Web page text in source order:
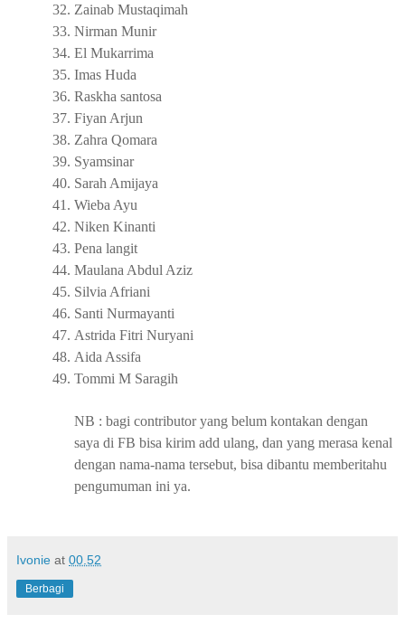
32. Zainab Mustaqimah
33. Nirman Munir
34. El Mukarrima
35. Imas Huda
36. Raskha santosa
37. Fiyan Arjun
38. Zahra Qomara
39. Syamsinar
40. Sarah Amijaya
41. Wieba Ayu
42. Niken Kinanti
43. Pena langit
44. Maulana Abdul Aziz
45. Silvia Afriani
46. Santi Nurmayanti
47. Astrida Fitri Nuryani
48. Aida Assifa
49. Tommi M Saragih
NB : bagi contributor yang belum kontakan dengan
saya di FB bisa kirim add ulang, dan yang merasa kenal
dengan nama-nama tersebut, bisa dibantu memberitahu
pengumuman ini ya.
Ivonie at 00.52
Berbagi